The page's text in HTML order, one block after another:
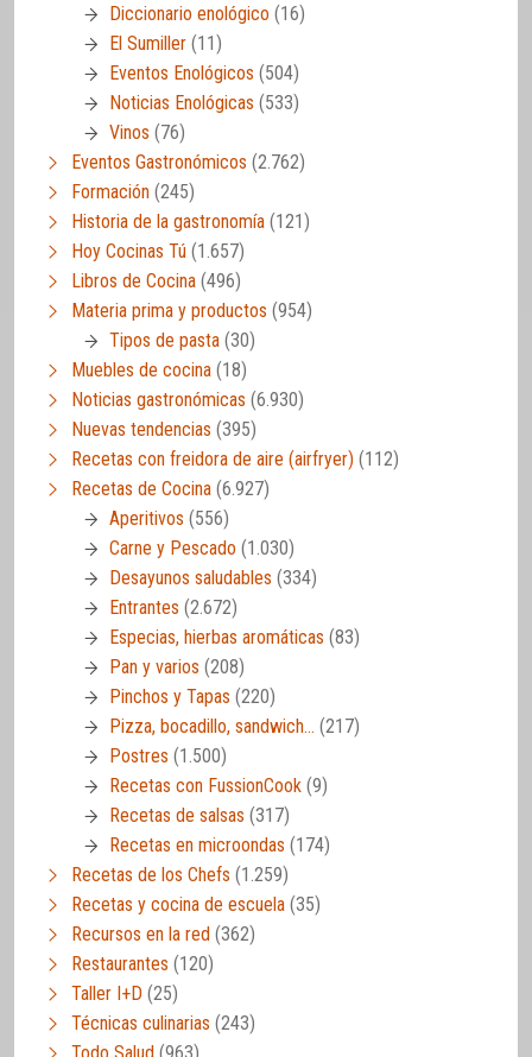
Diccionario enológico (16)
El Sumiller (11)
Eventos Enológicos (504)
Noticias Enológicas (533)
Vinos (76)
Eventos Gastronómicos (2.762)
Formación (245)
Historia de la gastronomía (121)
Hoy Cocinas Tú (1.657)
Libros de Cocina (496)
Materia prima y productos (954)
Tipos de pasta (30)
Muebles de cocina (18)
Noticias gastronómicas (6.930)
Nuevas tendencias (395)
Recetas con freidora de aire (airfryer) (112)
Recetas de Cocina (6.927)
Aperitivos (556)
Carne y Pescado (1.030)
Desayunos saludables (334)
Entrantes (2.672)
Especias, hierbas aromáticas (83)
Pan y varios (208)
Pinchos y Tapas (220)
Pizza, bocadillo, sandwich… (217)
Postres (1.500)
Recetas con FussionCook (9)
Recetas de salsas (317)
Recetas en microondas (174)
Recetas de los Chefs (1.259)
Recetas y cocina de escuela (35)
Recursos en la red (362)
Restaurantes (120)
Taller I+D (25)
Técnicas culinarias (243)
Todo Salud (963)